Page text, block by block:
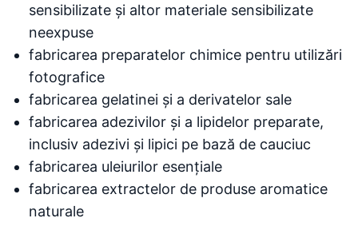
sensibilizate și altor materiale sensibilizate
neexpuse
fabricarea preparatelor chimice pentru utilizări
fotografice
fabricarea gelatinei și a derivatelor sale
fabricarea adezivilor și a lipidelor preparate,
inclusiv adezivi și lipici pe bază de cauciuc
fabricarea uleiurilor esențiale
fabricarea extractelor de produse aromatice
naturale